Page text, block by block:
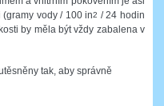
vody / 100 in2 / 24 hodin
by měla být vždy zabalena v
tak, aby správně